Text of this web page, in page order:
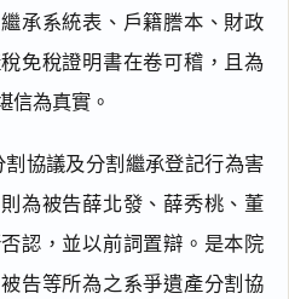
承系統表、戶籍謄本、財政
免稅證明書在卷可稽，且為
信為真實。
協議及分割繼承登記行為害
為被告薛北發、薛秀桃、董
認，並以前詞置辯。是本院
告等所為之系爭遺產分割協